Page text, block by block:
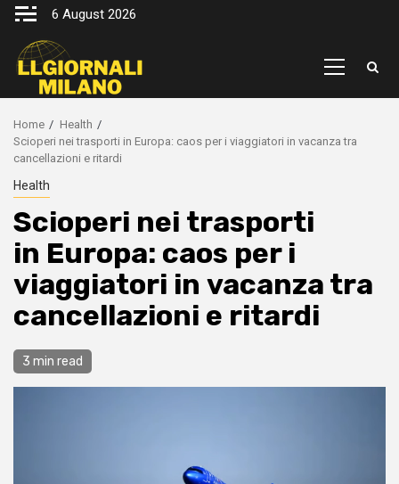
Skip
content
6 August 2026
Primary
Home
Health
Scioperi nei trasporti in Europa: caos per i viaggiatori in vacanza tra
cancellazioni e ritardi
Health
Scioperi nei trasporti
in Europa: caos per i
viaggiatori in vacanza tra
cancellazioni e ritardi
3 min read